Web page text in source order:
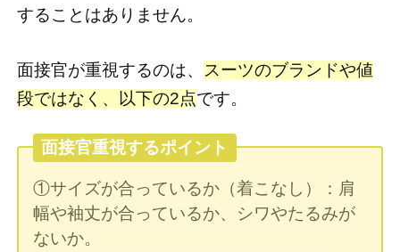
することはありません。
面接官が重視するのは、
スーツのブランドや値
段ではなく、以下の2点です。
面接官重視するポイント
①サイズが合っているか（着こなし）：肩
幅や袖丈が合っているか、シワやたるみが
ないか。